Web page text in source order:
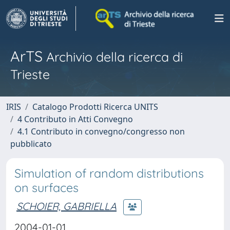
ArTS Archivio della ricerca di
Trieste
IRIS
Catalogo Prodotti Ricerca UNITS
4 Contributo in Atti Convegno
4.1 Contributo in convegno/congresso non
pubblicato
Simulation of random distributions
on surfaces
SCHOIER, GABRIELLA
2004-01-01